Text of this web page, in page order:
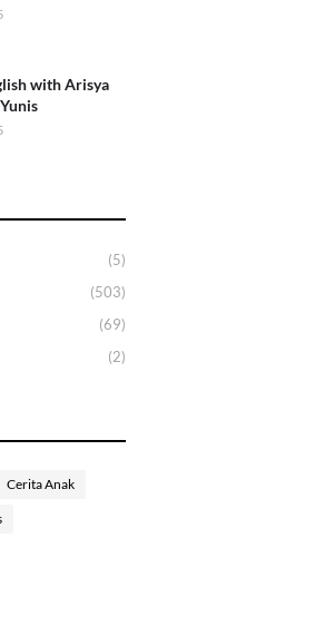
with Arisya
(5)
(503)
(69)
(2)
Cerita Anak